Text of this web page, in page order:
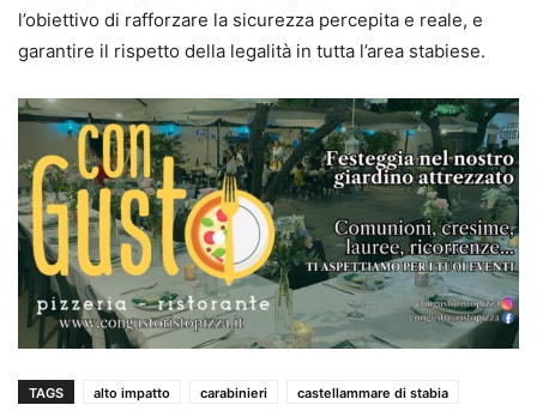
l’obiettivo di rafforzare la sicurezza percepita e reale, e
garantire il rispetto della legalità in tutta l’area stabiese.
TAGS alto impatto carabinieri castellammare di stabia